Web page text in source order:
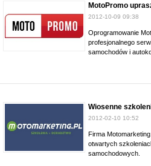
MotoPromo
2012-10-09 09:38
Oprogramowanie
profesjonalnego
samochodów i
Wiosenne
2012-02-10 10:52
Firma
otwartych
samochodowych.